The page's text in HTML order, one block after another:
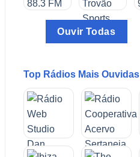
Ouvir Todas
Top Rádios Mais Ouvidas